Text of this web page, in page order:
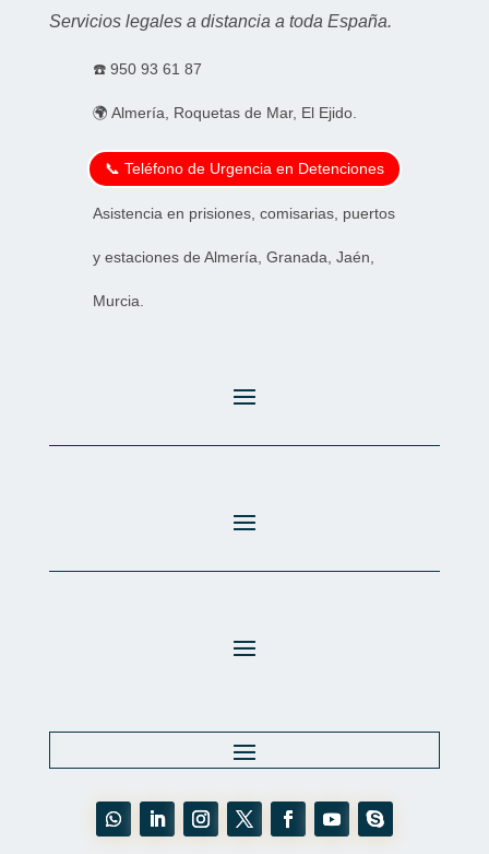
Servicios legales a distancia a toda España.
☎️ 950 93 61 87
🌍 Almería, Roquetas de Mar, El Ejido.
📞 Teléfono de Urgencia en Detenciones
Asistencia en prisiones, comisarias, puertos
y estaciones de Almería, Granada, Jaén,
Murcia.